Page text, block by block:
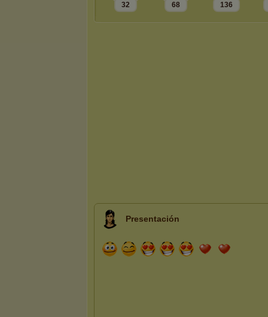
32 68 136
Presentación